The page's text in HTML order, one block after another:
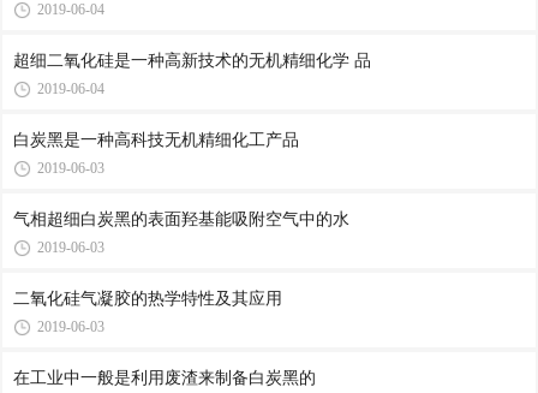
2019-06-04
超细二氧化硅是一种高新技术的无机精细化学 品
2019-06-04
白炭黑是一种高科技无机精细化工产品
2019-06-03
气相超细白炭黑的表面羟基能吸附空气中的水
2019-06-03
二氧化硅气凝胶的热学特性及其应用
2019-06-03
在工业中一般是利用废渣来制备白炭黑的